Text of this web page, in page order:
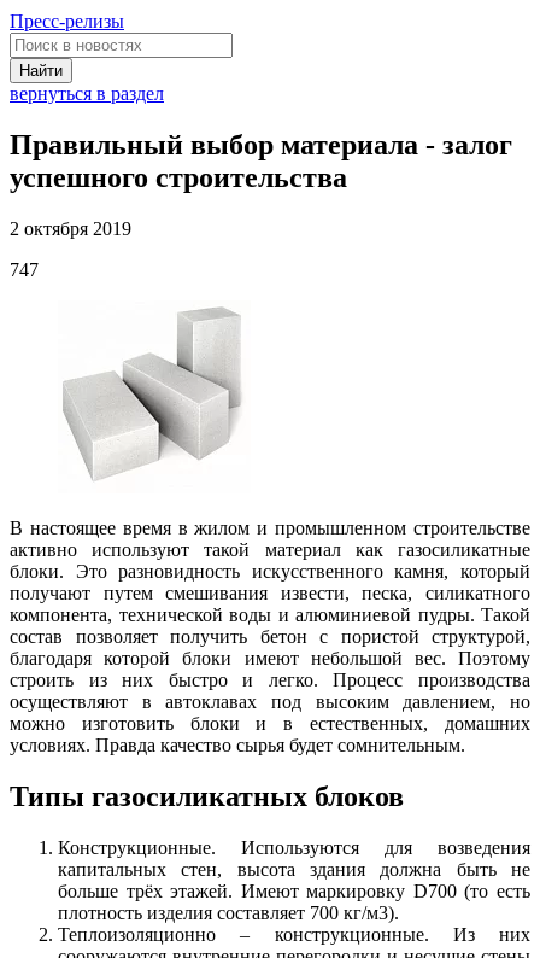
Пресс-релизы
Найти
вернуться в раздел
Правильный выбор материала - залог
успешного строительства
2 октября 2019
747
В настоящее время в жилом и промышленном строительстве
активно используют такой материал как газосиликатные
блоки. Это разновидность искусственного камня, который
получают путем смешивания извести, песка, силикатного
компонента, технической воды и алюминиевой пудры. Такой
состав позволяет получить бетон с пористой структурой,
благодаря которой блоки имеют небольшой вес. Поэтому
строить из них быстро и легко. Процесс производства
осуществляют в автоклавах под высоким давлением, но
можно изготовить блоки и в естественных, домашних
условиях. Правда качество сырья будет сомнительным.
Типы газосиликатных блоков
Конструкционные. Используются для возведения
капитальных стен, высота здания должна быть не
больше трёх этажей. Имеют маркировку D700 (то есть
плотность изделия составляет 700 кг/м3).
Теплоизоляционно – конструкционные. Из них